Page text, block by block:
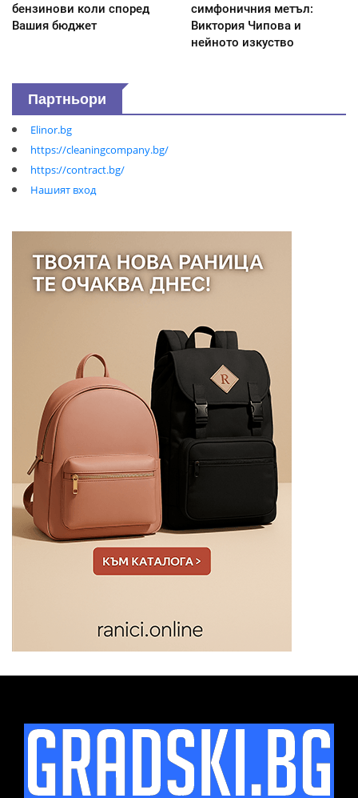
бензинови коли според
Вашия бюджет
симфоничния метъл:
Виктория Чипова и
нейното изкуство
Партньори
Elinor.bg
https://cleaningcompany.bg/
https://contract.bg/
Нашият вход